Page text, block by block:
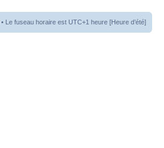
• Le fuseau horaire est UTC+1 heure [Heure d’été]